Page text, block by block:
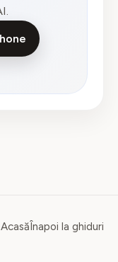
AcasăÎnapoi la ghiduri